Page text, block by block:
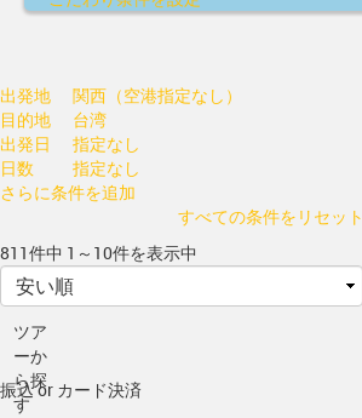
出発地
関西（空港指定なし）
目的地
台湾
出発日
指定なし
日数
指定なし
さらに条件を追加
すべての条件をリセット
811件中 1～10件を表示中
ツア
ーか
ら探
す
振込 or カード決済